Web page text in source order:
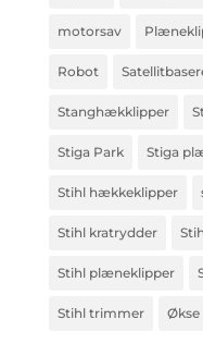
motorsav
Robot
Stanghækklipper
Stiga Park Stiga
Stihl hækkeklipper
Stihl kratrydder
Stihl plæneklipper
Stihl trimmer Økse